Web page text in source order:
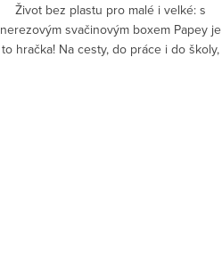
Život bez plastu pro malé i velké: s
nerezovým svačinovým boxem Papey je
to hračka! Na cesty, do práce i do školy,